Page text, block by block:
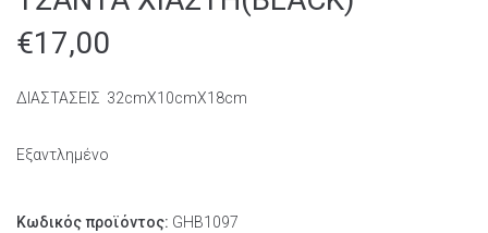
€17,00
ΔΙΑΣΤΑΣΕΙΣ 32cmΧ10cmΧ18cm
Εξαντλημένο
Κωδικός προϊόντος: GHB1097